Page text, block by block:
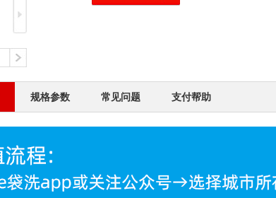
规格参数 常见问题 支付帮助